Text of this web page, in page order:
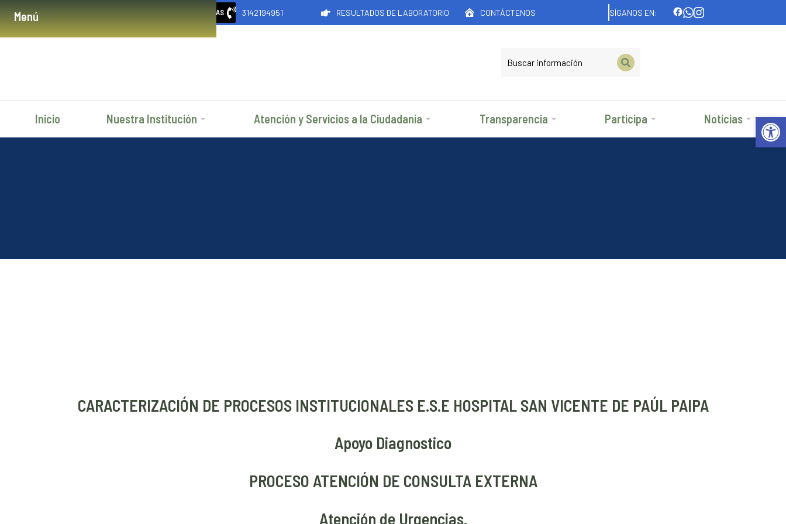
URGENCIAS 3142194951 RESULTADOS DE LABORATORIO CONTÁCTENOS SÍGANOS EN:
Inicio Nuestra Institución Atención y Servicios a la Ciudadanía Transparencia Participa Noticias
CARACTERIZACIÓN DE PROCESOS INSTITUCIONALES E.S.E HOSPITAL SAN VICENTE DE PAÚL PAIPA
Apoyo Diagnostico
PROCESO ATENCIÓN DE CONSULTA EXTERNA
Atención de Urgencias.
Menú
Abrir